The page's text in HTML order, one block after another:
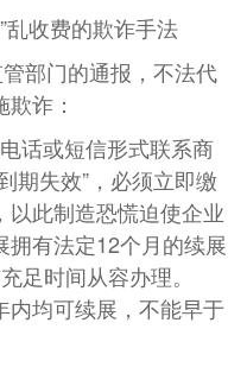
乱收费的欺诈手法
部门的通报，不法代
诈：
话或短信形式联系商
期失效”，必须立即缴
以此制造恐慌迫使企业
有法定12个月的续展
足时间从容办理。
内均可续展，不能早于